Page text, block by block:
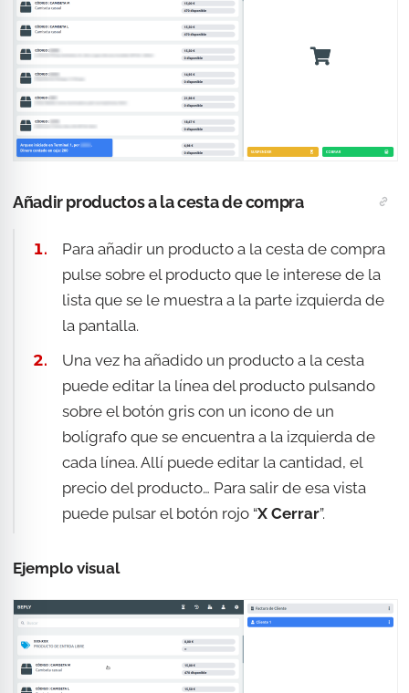
Añadir productos a la cesta de compra
Para añadir un producto a la cesta de compra
pulse sobre el producto que le interese de la
lista que se le muestra a la parte izquierda de
la pantalla.
Una vez ha añadido un producto a la cesta
puede editar la línea del producto pulsando
sobre el botón gris con un icono de un
bolígrafo que se encuentra a la izquierda de
cada línea. Allí puede editar la cantidad, el
precio del producto… Para salir de esa vista
puede pulsar el botón rojo “X Cerrar”.
Ejemplo visual